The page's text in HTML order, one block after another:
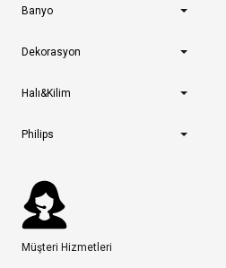
Banyo
Dekorasyon
Halı&Kilim
Philips
Müşteri Hizmetleri